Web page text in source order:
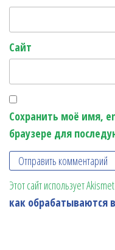
Сайт
Сохранить моё имя,
браузере для
Этот сайт использует
как